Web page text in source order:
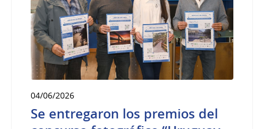
04/06/2026
Se entregaron los premios del